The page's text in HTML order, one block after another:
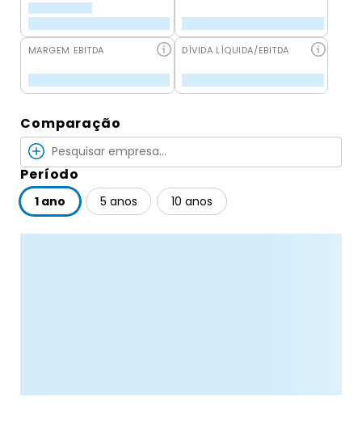
MARGEM EBITDA DÍVIDA LÍQUIDA/EBITDA
Comparação
Período
1 ano 5 anos 10 anos